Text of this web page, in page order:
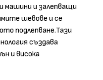
машини и залепващи
шевове и се
подлепване.Тази
създава
и висока